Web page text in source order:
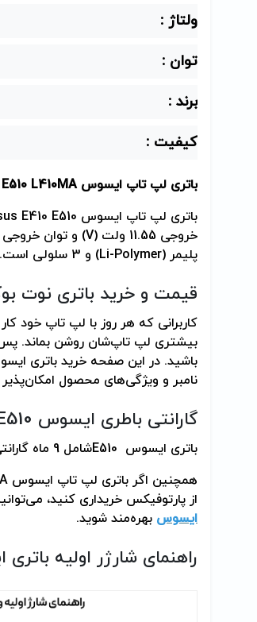
ولتاژ :
توان :
برند :
کیفیت :
باتری لپ تاپ ایسوس L410MA
باتری لپ تاپ ایسوس E410 E510
خروجی 11.55 ولت (
V) و توان خروجی 42 وات ساعت (
پلیمر (Li-Polymer) و 3 سلولی است.
قیمت و خرید باتری نوت
کاربرانی که هر روز با لپ تاپ خود
بیشتری لپ تاپ‌شان روشن بماند. پس
باشید. در این صفحه خرید باتری
نامبر و ویژگی‌های محصول
گارانتی باطری ایسوس
باتری ایسوس E510شامل 9 ماه گارانتی پارتوفیکس و همچنین ضمانت 7 روزه بازگشت وجه است.
همچنین اگر باتری لپ تاپ ایسوس
از پارتوفیکس خریداری کنید، می‌توانید از ۵۰٪ تخفیف
ایسوس بهره‌مند شوید.
راهنمای شارژر اولیه